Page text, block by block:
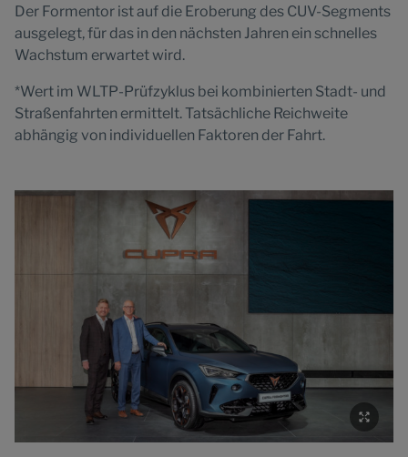
Der Formentor ist auf die Eroberung des CUV-Segments
ausgelegt, für das in den nächsten Jahren ein schnelles
Wachstum erwartet wird.
*Wert im WLTP-Prüfzyklus bei kombinierten Stadt- und
Straßenfahrten ermittelt. Tatsächliche Reichweite
abhängig von individuellen Faktoren der Fahrt.